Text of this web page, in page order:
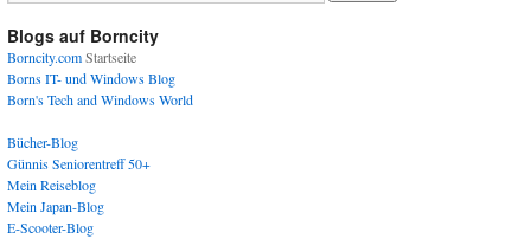
Blogs auf Borncity
Borncity.comStartseite
Borns IT- und Windows Blog
Born's Tech and Windows World
Bücher-Blog
Günnis Seniorentreff 50+
Mein Reiseblog
Mein Japan-Blog
E-Scooter-Blog